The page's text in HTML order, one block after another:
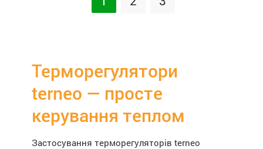
Терморегулятори
terneo — просте
керування теплом
Застосування терморегуляторів terneo